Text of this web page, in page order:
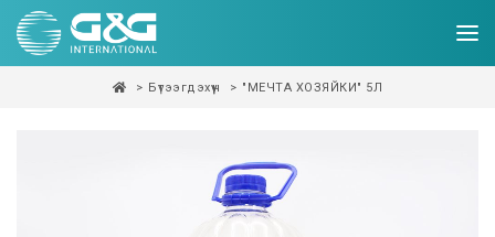
Бүтээгдэхүүн "МЕЧТА ХОЗЯЙКИ" 5Л